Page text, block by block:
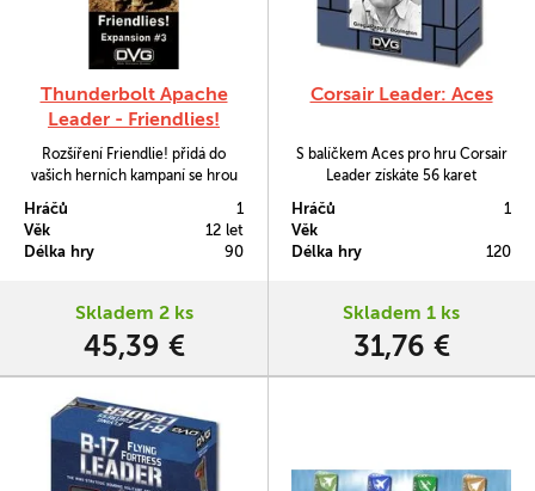
Thunderbolt Apache
Leader - Friendlies!
Rozšíření Friendlie! přidá do
vašich herních kampaní se hrou
spřátelné bataliony. Mimo ně zde
pak nalezneme další karty
vzdušných útoků i další žetony.
Hráčů
1
Věk
12 let
Délka hry
90
Skladem 2 ks
45,39 €
Corsair Leader: Aces
S balíčkem Aces pro hru Corsair
Leader získáte 56 karet
které si budete moci přidat do
Hráčů
1
Věk
Délka hry
120
Skladem 1 ks
31,76 €